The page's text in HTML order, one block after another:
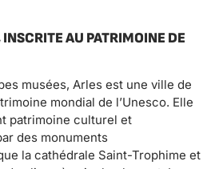
AU PATRIMOINE DE
musées, Arles est une ville de
mondial de l’Unesco. Elle
patrimoine culturel et
des monuments
la cathédrale Saint-Trophime et